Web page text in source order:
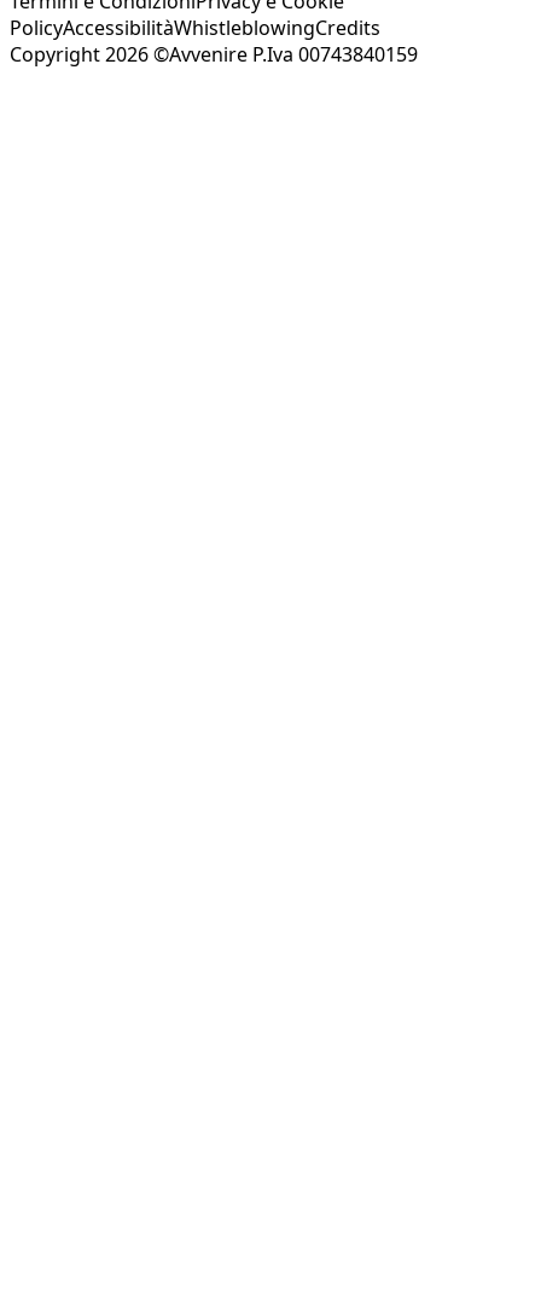
PolicyAccessibilitàWhistleblowingCredits
Copyright 2026 ©Avvenire P.Iva 00743840159